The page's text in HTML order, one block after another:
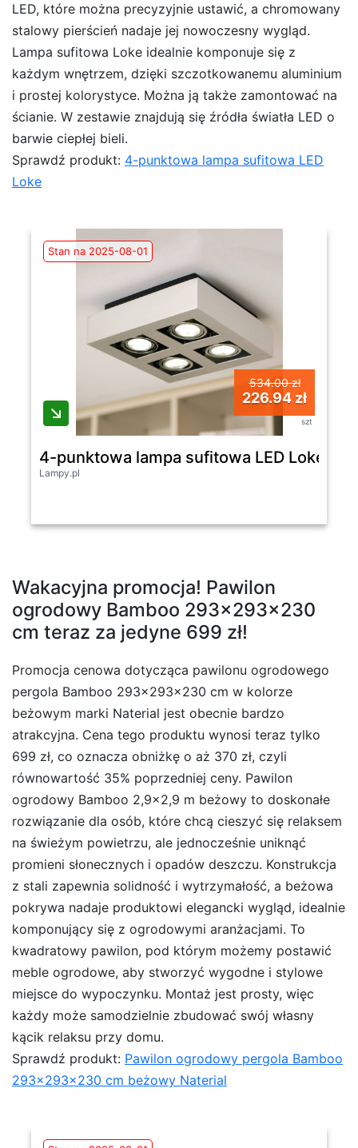
LED, które można precyzyjnie ustawić, a chromowany
stalowy pierścień nadaje jej nowoczesny wygląd.
Lampa sufitowa Loke idealnie komponuje się z
każdym wnętrzem, dzięki szczotkowanemu aluminium
i prostej kolorystyce. Można ją także zamontować na
ścianie. W zestawie znajdują się źródła światła LED o
barwie ciepłej bieli.
Sprawdź produkt: 4-punktowa lampa sufitowa LED
Loke
Stan na 2025-08-01
534.00 zł
226.94 zł
szt
4-punktowa lampa sufitowa LED Loke
Lampy.pl
Wakacyjna promocja! Pawilon
ogrodowy Bamboo 293x293x230
cm teraz za jedyne 699 zł!
Promocja cenowa dotycząca pawilonu ogrodowego
pergola Bamboo 293x293x230 cm w kolorze
beżowym marki Naterial jest obecnie bardzo
atrakcyjna. Cena tego produktu wynosi teraz tylko
699 zł, co oznacza obniżkę o aż 370 zł, czyli
równowartość 35% poprzedniej ceny. Pawilon
ogrodowy Bamboo 2,9×2,9 m beżowy to doskonałe
rozwiązanie dla osób, które chcą cieszyć się relaksem
na świeżym powietrzu, ale jednocześnie uniknąć
promieni słonecznych i opadów deszczu. Konstrukcja
z stali zapewnia solidność i wytrzymałość, a beżowa
pokrywa nadaje produktowi elegancki wygląd, idealnie
komponujący się z ogrodowymi aranżacjami. To
kwadratowy pawilon, pod którym możemy postawić
meble ogrodowe, aby stworzyć wygodne i stylowe
miejsce do wypoczynku. Montaż jest prosty, więc
każdy może samodzielnie zbudować swój własny
kącik relaksu przy domu.
Sprawdź produkt: Pawilon ogrodowy pergola Bamboo
293x293x230 cm beżowy Naterial